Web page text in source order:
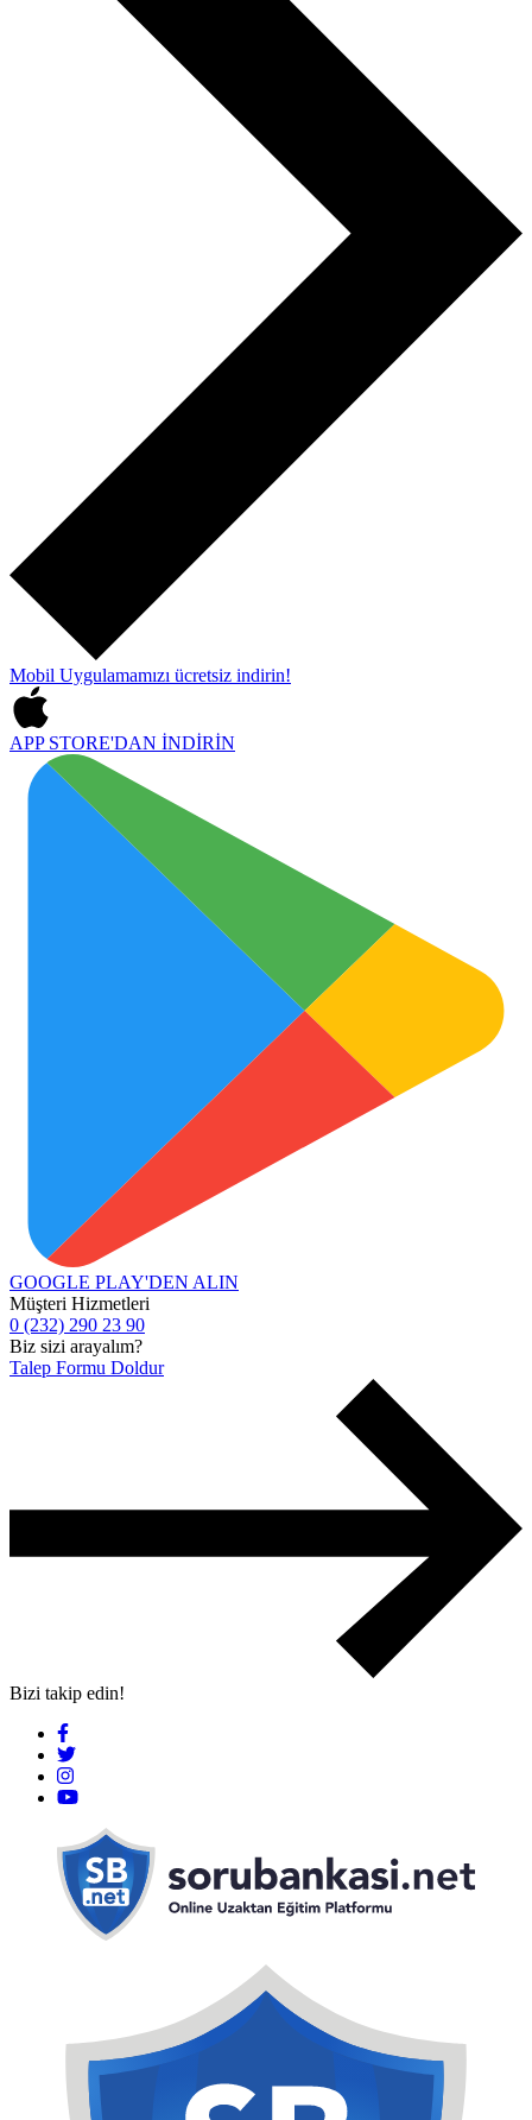
Mobil Uygulamamızı ücretsiz indirin!
APP STORE'DAN İNDİRİN
GOOGLE PLAY'DEN ALIN
Müşteri Hizmetleri
0 (232) 290 23 90
Biz sizi arayalım?
Talep Formu Doldur
Bizi takip edin!